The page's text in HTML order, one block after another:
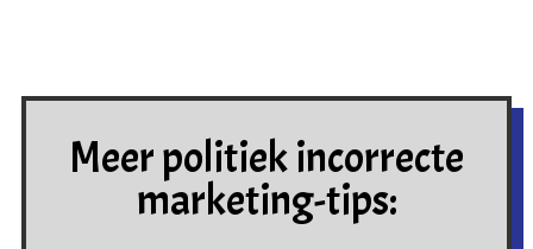
Meer politiek incorrecte
marketing-tips: